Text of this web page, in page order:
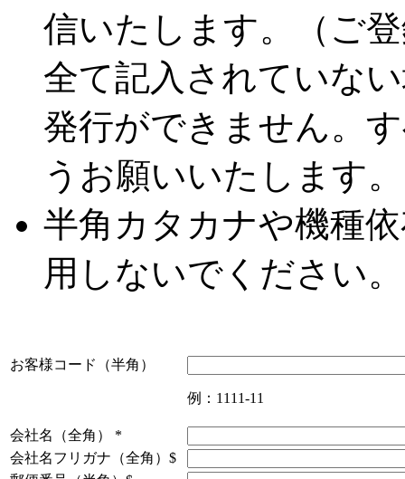
信いたします。（ご
全て記入されていな
発行ができません。
うお願いいたします
半角カタカナや機種
用しないでください。
お客様コード（半角）
例：1111-11
会社名（全角） *
会社名フリガナ（全角）$